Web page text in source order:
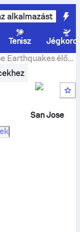
alkalmazást
Tenisz
Earthquakesélő
elleni
San Jose